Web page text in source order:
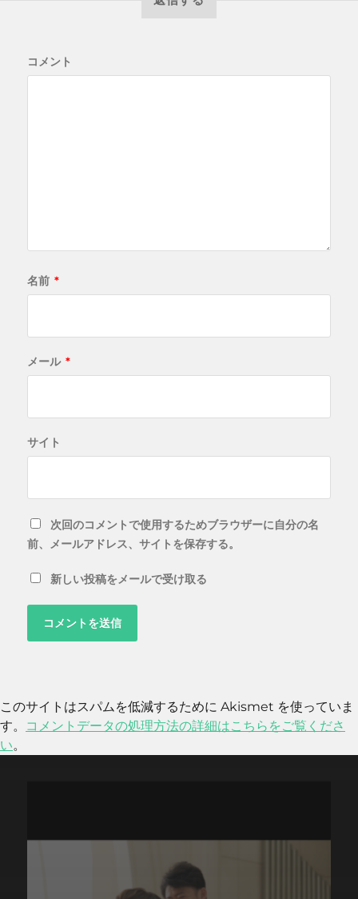
コメント
名前 *
メール *
サイト
次回のコメントで使用するためブラウザーに自分の名
前、メールアドレス、サイトを保存する。
新しい投稿をメールで受け取る
このサイトはスパムを低減するために Akismet を使っていま
す。
コメントデータの処理方法の詳細はこちらをご覧くださ
い。